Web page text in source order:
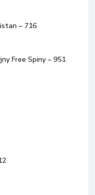
– 716
Free Spiny – 951